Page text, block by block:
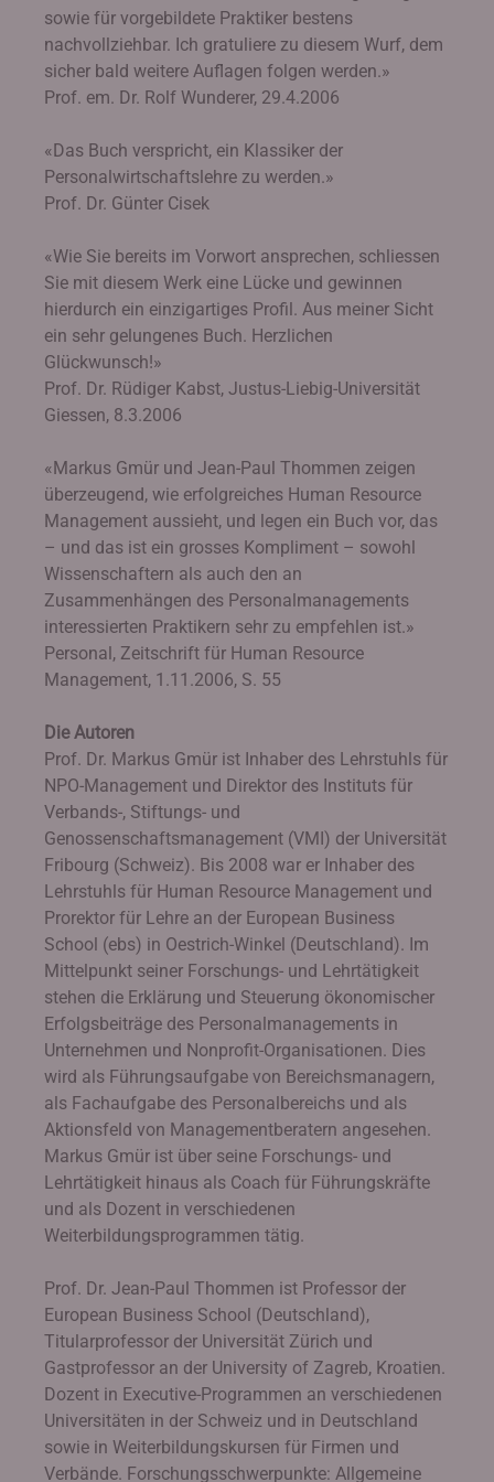
sowie für vorgebildete Praktiker bestens
nachvollziehbar. Ich gratuliere zu diesem Wurf, dem
sicher bald weitere Auflagen folgen werden.»
Prof. em. Dr. Rolf Wunderer, 29.4.2006
«Das Buch verspricht, ein Klassiker der
Personalwirtschaftslehre zu werden.»
Prof. Dr. Günter Cisek
«Wie Sie bereits im Vorwort ansprechen, schliessen
Sie mit diesem Werk eine Lücke und gewinnen
hierdurch ein einzigartiges Profil. Aus meiner Sicht
ein sehr gelungenes Buch. Herzlichen
Glückwunsch!»
Prof. Dr. Rüdiger Kabst, Justus-Liebig-Universität
Giessen, 8.3.2006
«Markus Gmür und Jean-Paul Thommen zeigen
überzeugend, wie erfolgreiches Human Resource
Management aussieht, und legen ein Buch vor, das
– und das ist ein grosses Kompliment – sowohl
Wissenschaftern als auch den an
Zusammenhängen des Personalmanagements
interessierten Praktikern sehr zu empfehlen ist.»
Personal, Zeitschrift für Human Resource
Management, 1.11.2006, S. 55
Die Autoren
Prof. Dr. Markus Gmür ist Inhaber des Lehrstuhls für
NPO-Management und Direktor des Instituts für
Verbands-, Stiftungs- und
Genossenschaftsmanagement (VMI) der Universität
Fribourg (Schweiz). Bis 2008 war er Inhaber des
Lehrstuhls für Human Resource Management und
Prorektor für Lehre an der European Business
School (ebs) in Oestrich-Winkel (Deutschland). Im
Mittelpunkt seiner Forschungs- und Lehrtätigkeit
stehen die Erklärung und Steuerung ökonomischer
Erfolgsbeiträge des Personalmanagements in
Unternehmen und Nonprofit-Organisationen. Dies
wird als Führungsaufgabe von Bereichsmanagern,
als Fachaufgabe des Personalbereichs und als
Aktionsfeld von Managementberatern angesehen.
Markus Gmür ist über seine Forschungs- und
Lehrtätigkeit hinaus als Coach für Führungskräfte
und als Dozent in verschiedenen
Weiterbildungsprogrammen tätig.
Prof. Dr. Jean-Paul Thommen ist Professor der
European Business School (Deutschland),
Titularprofessor der Universität Zürich und
Gastprofessor an der University of Zagreb, Kroatien.
Dozent in Executive-Programmen an verschiedenen
Universitäten in der Schweiz und in Deutschland
sowie in Weiterbildungskursen für Firmen und
Verbände. Forschungsschwerpunkte: Allgemeine